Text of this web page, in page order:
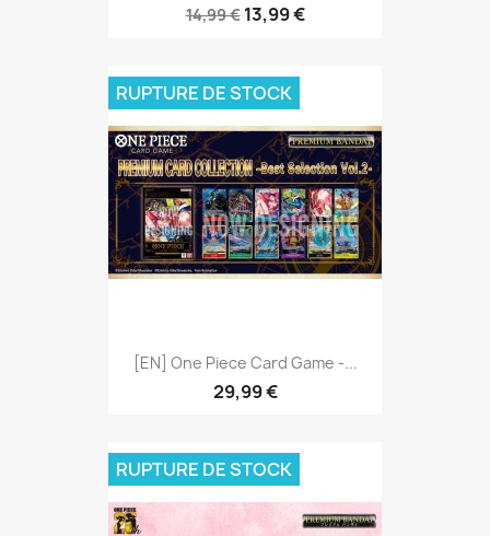
14,99 € 13,99 €
[EN] One Piece Card Game -...
29,99 €
RUPTURE DE STOCK
RUPTURE DE STOCK